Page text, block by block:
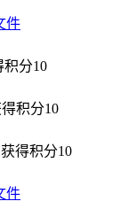
件
积分10
积分10
得积分10
件